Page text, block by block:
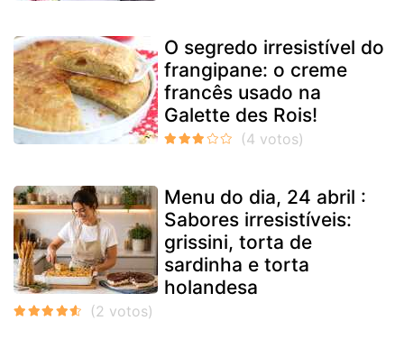
O segredo irresistível do
frangipane: o creme
francês usado na
Galette des Rois!
Menu do dia, 24 abril :
Sabores irresistíveis:
grissini, torta de
sardinha e torta
holandesa